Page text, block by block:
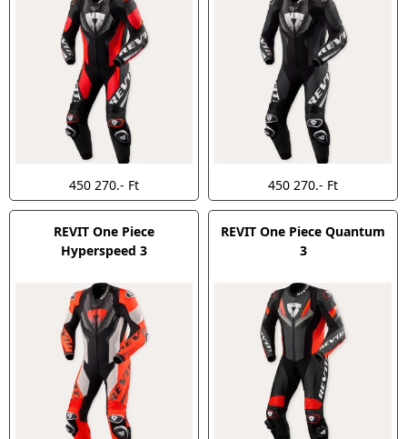
450 270.- Ft 450 270.- Ft
REVIT One Piece
Hyperspeed 3
REVIT One Piece Quantum
3